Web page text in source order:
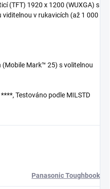
(TFT) 1920 x 1200 (WUXGA) s
v rukavicích (až 1 000
Mark™ 25) s volitelnou
Testováno podle MILSTD
Panasonic Toughbook